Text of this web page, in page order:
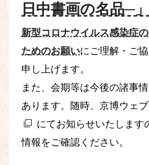
日中書画の名品─」
新型コロナウイルス感染症
ためのお願いにご理解・ご
申し上げます。
また、会期等は今後の諸事
あります。随時、京博ウェ
にてお知らせいたします
情報をご確認ください。